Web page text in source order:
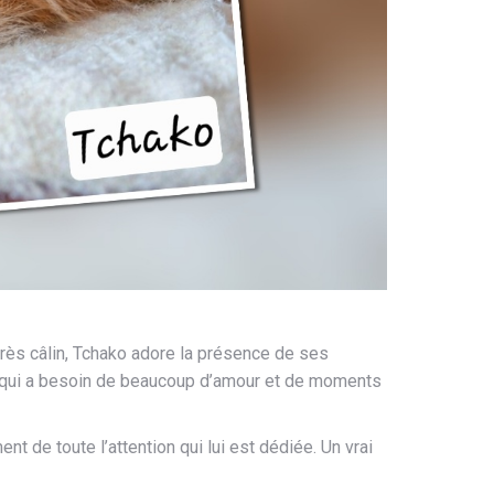
câlin, Tchako adore la présence de ses
a besoin de beaucoup d’amour et de moments
de toute l’attention qui lui est dédiée. Un vrai